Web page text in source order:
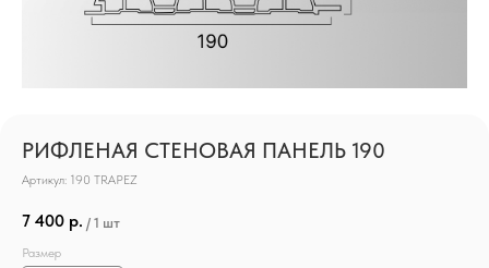
РИФЛЕНАЯ СТЕНОВАЯ ПАНЕЛЬ 190
Артикул: 190 TRAPEZ
7 400 р. / 1 шт
Размер